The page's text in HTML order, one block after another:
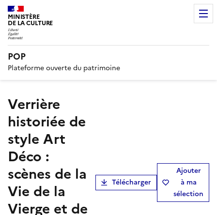
MINISTÈRE
DE LA CULTURE
POP
Plateforme ouverte du patrimoine
verrière
historiée de
style Art
Déco :
scènes de la
Vie de la
Vierge et de
Télécharger
Ajouter
à ma
sélection